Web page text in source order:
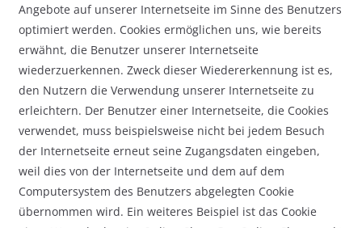
Angebote auf unserer Internetseite im Sinne des Benutzers
optimiert werden. Cookies ermöglichen uns, wie bereits
erwähnt, die Benutzer unserer Internetseite
wiederzuerkennen. Zweck dieser Wiedererkennung ist es,
den Nutzern die Verwendung unserer Internetseite zu
erleichtern. Der Benutzer einer Internetseite, die Cookies
verwendet, muss beispielsweise nicht bei jedem Besuch
der Internetseite erneut seine Zugangsdaten eingeben,
weil dies von der Internetseite und dem auf dem
Computersystem des Benutzers abgelegten Cookie
übernommen wird. Ein weiteres Beispiel ist das Cookie